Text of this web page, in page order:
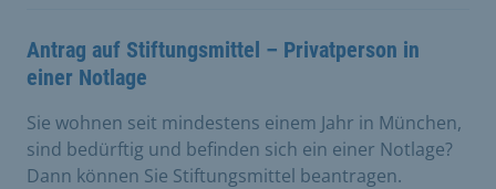
Antrag auf Stiftungsmittel – Privatperson in
einer Notlage
Sie wohnen seit mindestens einem Jahr in München,
sind bedürftig und befinden sich ein einer Notlage?
Dann können Sie Stiftungsmittel beantragen.